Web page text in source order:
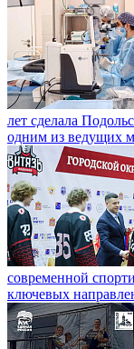
лет сделала
одним из ведущих
современной
ключевых